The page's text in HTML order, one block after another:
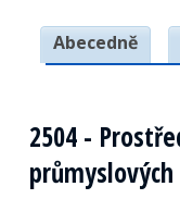
Abecedně
2504 -